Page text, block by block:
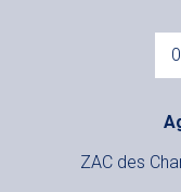
ZAC des